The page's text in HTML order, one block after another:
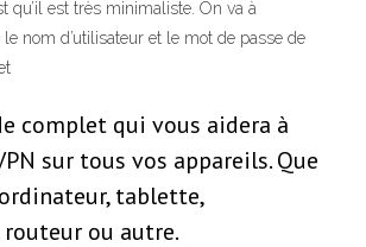
qu’il est très minimaliste. On va à
le nom d’utilisateur et le mot de passe de
complet qui vous aidera à
sur tous vos appareils. Que
tablette,
ou autre.